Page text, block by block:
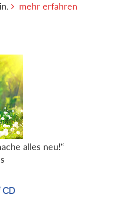
mehr erfahren
alles neu!“